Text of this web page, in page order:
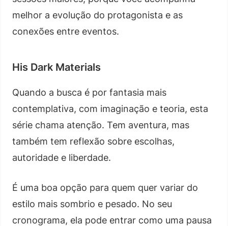
melhor a evolução do protagonista e as
conexões entre eventos.
His Dark Materials
Quando a busca é por fantasia mais
contemplativa, com imaginação e teoria, esta
série chama atenção. Tem aventura, mas
também tem reflexão sobre escolhas,
autoridade e liberdade.
É uma boa opção para quem quer variar do
estilo mais sombrio e pesado. No seu
cronograma, ela pode entrar como uma pausa